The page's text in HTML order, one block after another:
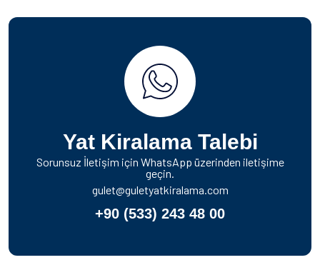
Yat Kiralama Talebi
Sorunsuz İletişim için WhatsApp üzerinden iletişime
geçin.
gulet@guletyatkiralama.com
+90 (533) 243 48 00